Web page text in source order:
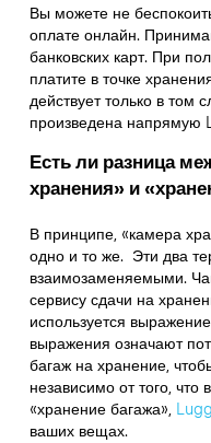
Вы можете не
оплате онлайн.
банковских карт. При
платите в точке
действует только в том
произведена напрямую
Есть ли разница
хранения» и
В принципе, «камера
одно и то же. Эти два
взаимозаменяемыми.
сервису сдачи на
используется
выражения означают
багаж на хранение,
независимо от того,
«хранение багажа»,
ваших вещах.